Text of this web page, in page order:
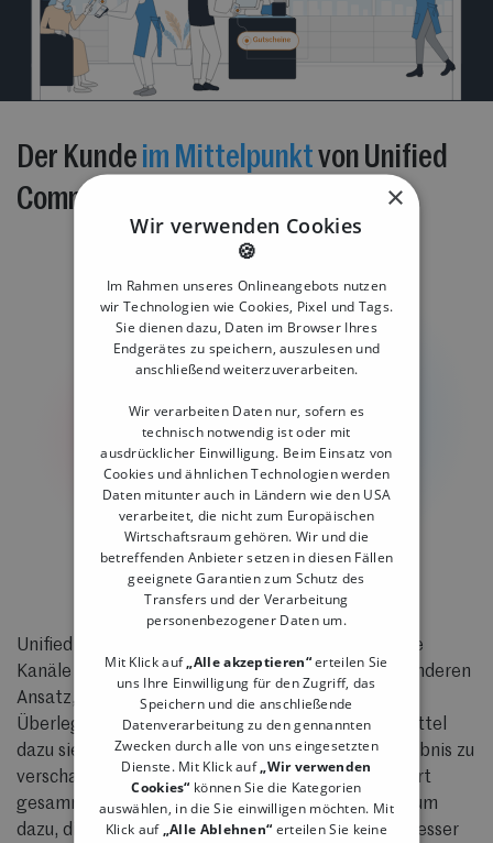
Der Kunde im Mittelpunktvon Unified
Commerce
Unified Commerce fokussiert sich also nicht auf die
Kanäle selbst, sondern hat einen weitaus umfassenderen
Ansatz, der den Kunden in den Mittelpunkt aller
Überlegungen stellt und die Verkaufskanäle als Mittel
dazu sieht, dem Kunden ein nahtloses Einkaufserlebnis zu
verschaffen. Die Kundendaten werden an einem Ort
gesammelt und dienen dem Unternehmen wiederum
dazu, die Wünsche und Erwartungen der Kunden besser
×
Wir verwenden Cookies
🍪
Im Rahmen unseres Onlineangebots nutzen
wir Technologien wie Cookies, Pixel und Tags.
Sie dienen dazu, Daten im Browser Ihres
Endgerätes zu speichern, auszulesen und
anschließend weiterzuverarbeiten.
Wir verarbeiten Daten nur, sofern es
technisch notwendig ist oder mit
ausdrücklicher Einwilligung. Beim Einsatz von
Cookies und ähnlichen Technologien werden
Daten mitunter auch in Ländern wie den USA
verarbeitet, die nicht zum Europäischen
Wirtschaftsraum gehören. Wir und die
betreffenden Anbieter setzen in diesen Fällen
geeignete Garantien zum Schutz des
Transfers und der Verarbeitung
personenbezogener Daten um.
Mit Klick auf„Alle akzeptieren“erteilen Sie
uns Ihre Einwilligung für den Zugriff, das
Speichern und die anschließende
Datenverarbeitung zu den gennannten
Zwecken durch alle von uns eingesetzten
Dienste. Mit Klick auf„Wir verwenden
Cookies“ können Sie die Kategorien
auswählen, in die Sie einwilligen möchten. Mit
Klick auf„Alle Ablehnen“ erteilen Sie keine